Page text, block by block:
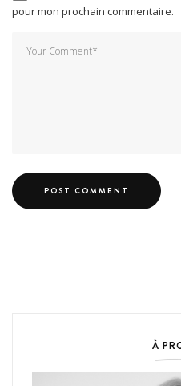
pour mon prochain commentaire.
À